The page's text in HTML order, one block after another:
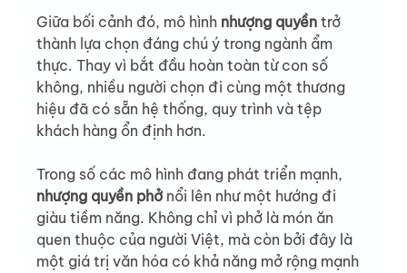
Giữa bối cảnh đó, mô hình nhượng quyền trở
thành lựa chọn đáng chú ý trong ngành ẩm
thực. Thay vì bắt đầu hoàn toàn từ con số
không, nhiều người chọn đi cùng một thương
hiệu đã có sẵn hệ thống, quy trình và tệp
khách hàng ổn định hơn.
Trong số các mô hình đang phát triển mạnh,
nhượng quyền phở nổi lên như một hướng đi
giàu tiềm năng. Không chỉ vì phở là món ăn
quen thuộc của người Việt, mà còn bởi đây là
một giá trị văn hóa có khả năng mở rộng mạnh